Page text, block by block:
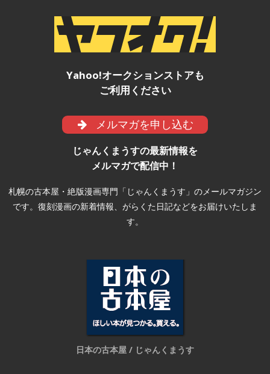
Yahoo!オークションストアも
ご利用ください
メルマガを申し込む
じゃんくまうすの最新情報を
メルマガで配信中！
札幌の古本屋・絶版漫画専門「じゃんくまうす」のメールマガジン
です。復刻漫画の新着情報、がらくた日記などをお届けいたしま
す。
日本の古本屋 / じゃんくまうす